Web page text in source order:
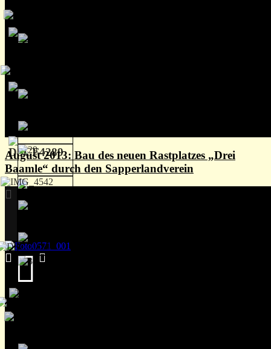
August 2013: Bau des neuen Rastplatzes „Drei
Baamle“ durch den Sapperlandverein